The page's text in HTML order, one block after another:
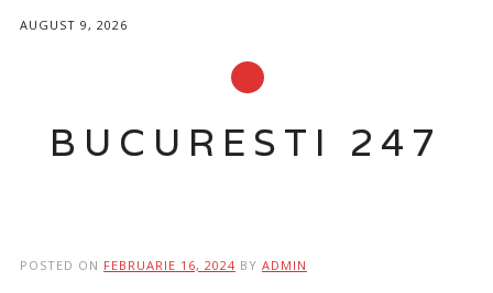
AUGUST 9, 2026
BUCURESTI 247
POSTED ON FEBRUARIE 16, 2024 BY ADMIN